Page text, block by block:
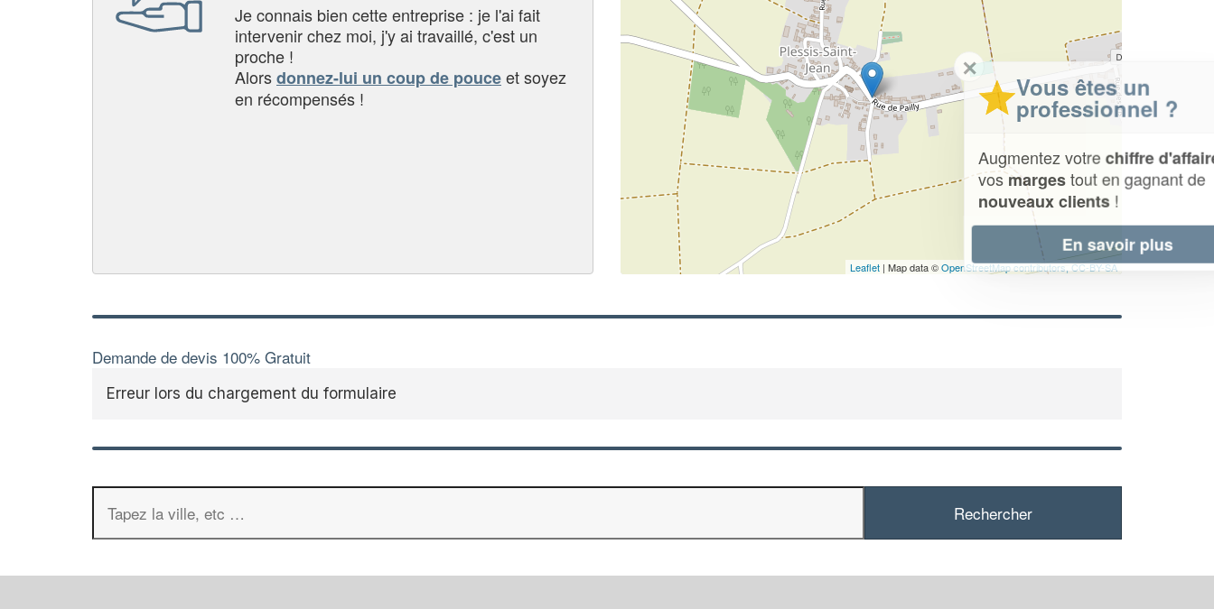
Je connais bien cette entreprise : je l'ai fait
intervenir chez moi, j'y ai travaillé, c'est un
proche !
Alorsdonnez-lui un coup de pouceet soyez
en récompensés !
Leaflet | Map data ©OpenStreetMap contributors,CC-BY-SA
Demande de devis 100% Gratuit
Erreur lors du chargement du formulaire
Vous êtes un
professionnel ?
Augmentez votrechiffre d'affaireset
vosmargestout en gagnant de
nouveaux clients!
En savoir plus